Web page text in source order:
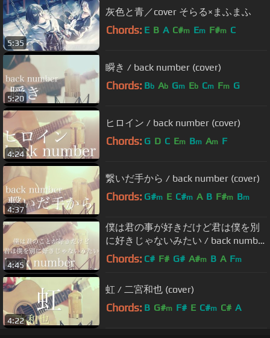
5:35
灰色と青／cover そらる×まふまふ
Chords: E B A C#m Em F#m C
5:20
瞬き / back number (cover)
Chords: Bb Ab Gm Eb Cm Fm G
4:24
ヒロイン / back number (cover)
Chords: G D C Em Bm Am F
4:37
繋いだ手から / back number (cover)
Chords: G#m E C#m A B F#m Bm
4:45
僕は君の事が好きだけど君は僕を別
に好きじゃないみたい / back number
(cover)
Chords: C# F# G# A#m B A Fm
4:22
虹 / 二宮和也 (cover)
Chords: B G#m F# E C#m C# A